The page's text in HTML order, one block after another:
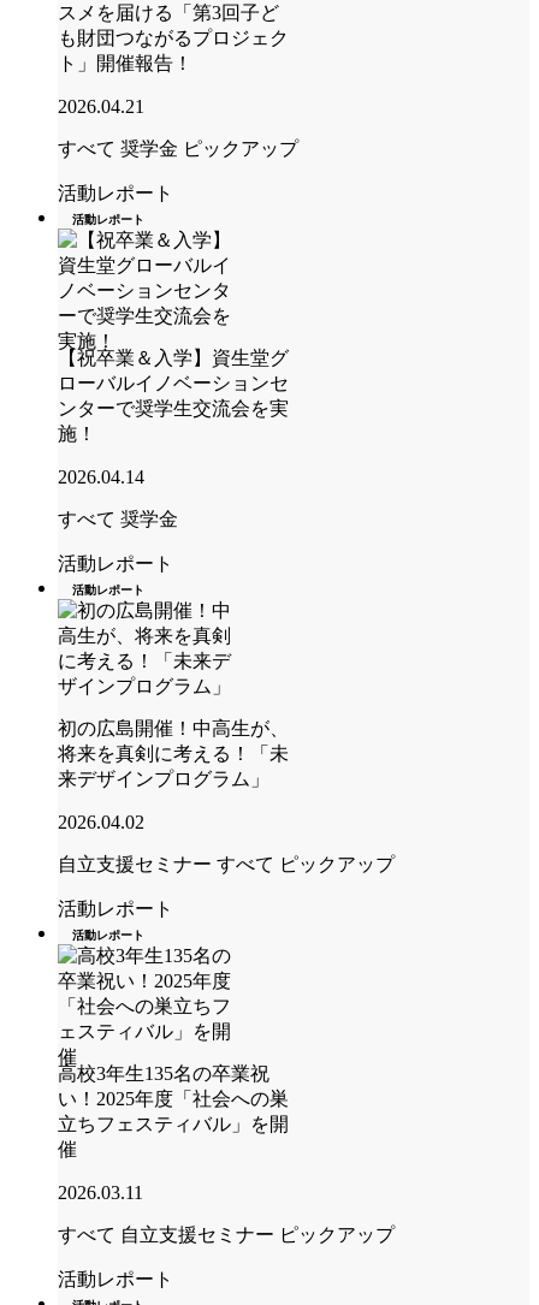
スメを届ける「第3回子ど
も財団つながるプロジェク
ト」開催報告！
2026.04.21
すべて 奨学金 ピックアップ
活動レポート
活動レポート
【祝卒業＆入学】資生堂グ
ローバルイノベーションセ
ンターで奨学生交流会を実
施！
2026.04.14
すべて 奨学金
活動レポート
活動レポート
初の広島開催！中高生が、
将来を真剣に考える！「未
来デザインプログラム」
2026.04.02
自立支援セミナー すべて ピックアップ
活動レポート
活動レポート
高校3年生135名の卒業祝
い！2025年度「社会への巣
立ちフェスティバル」を開
催
2026.03.11
すべて 自立支援セミナー ピックアップ
活動レポート